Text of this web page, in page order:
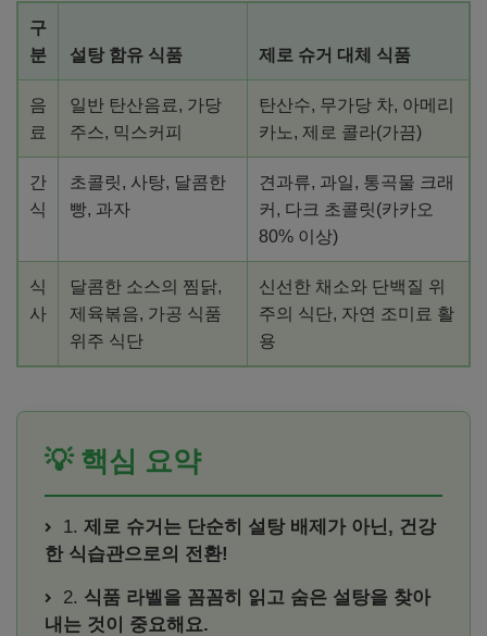
구
분
설탕 함유 식품 제로 슈거 대체 식품
음
료
일반 탄산음료, 가당
주스, 믹스커피
탄산수, 무가당 차, 아메리
카노, 제로 콜라(가끔)
간
식
초콜릿, 사탕, 달콤한
빵, 과자
견과류, 과일, 통곡물 크래
커, 다크 초콜릿(카카오
80% 이상)
식
사
달콤한 소스의 찜닭,
제육볶음, 가공 식품
위주 식단
신선한 채소와 단백질 위
주의 식단, 자연 조미료 활
용
💡 핵심 요약
1. 제로 슈거는 단순히 설탕 배제가 아닌, 건강
한 식습관으로의 전환!
2. 식품 라벨을 꼼꼼히 읽고 숨은 설탕을 찾아
내는 것이 중요해요.